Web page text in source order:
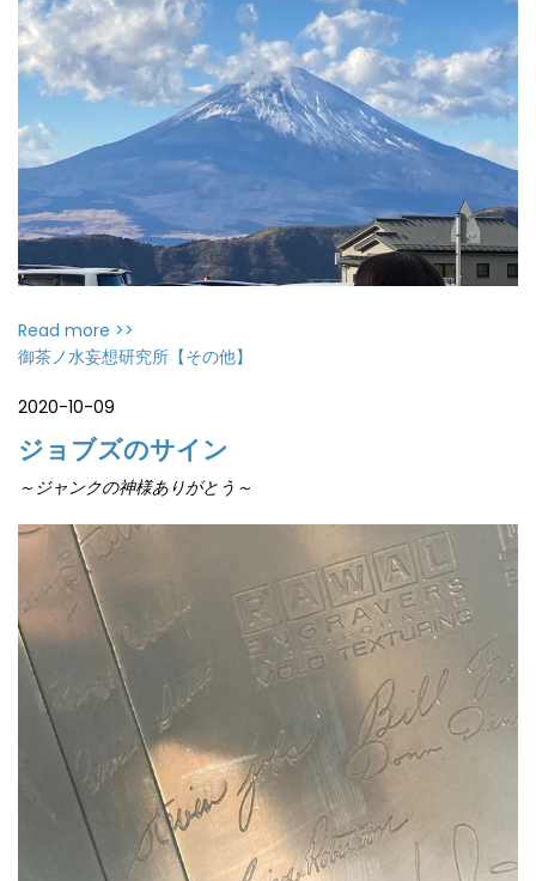
Read more >>
御茶ノ水妄想研究所【その他】
2020-10-09
ジョブズのサイン
～ジャンクの神様ありがとう～